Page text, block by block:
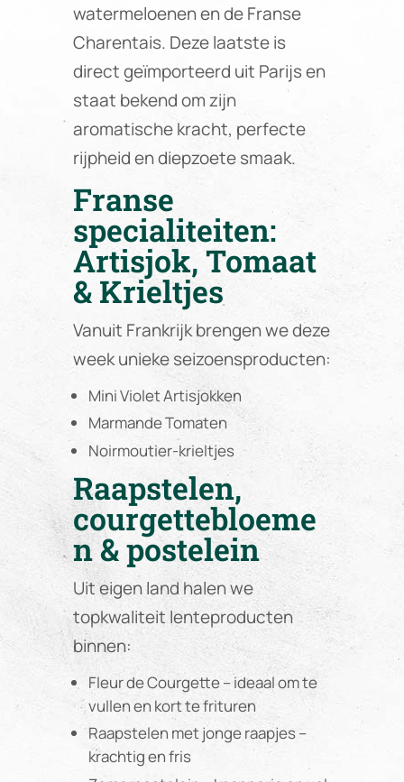
watermeloenen en de Franse
Charentais. Deze laatste is
direct geïmporteerd uit Parijs en
staat bekend om zijn
aromatische kracht, perfecte
rijpheid en diepzoete smaak.
Franse
specialiteiten:
Artisjok, Tomaat
& Krieltjes
Vanuit Frankrijk brengen we deze
week unieke seizoensproducten:
Mini Violet Artisjokken
Marmande Tomaten
Noirmoutier-krieltjes
Raapstelen,
courgettebloeme
n & postelein
Uit eigen land halen we
topkwaliteit lenteproducten
binnen:
Fleur de Courgette – ideaal om te
vullen en kort te frituren
Raapstelen met jonge raapjes –
krachtig en fris